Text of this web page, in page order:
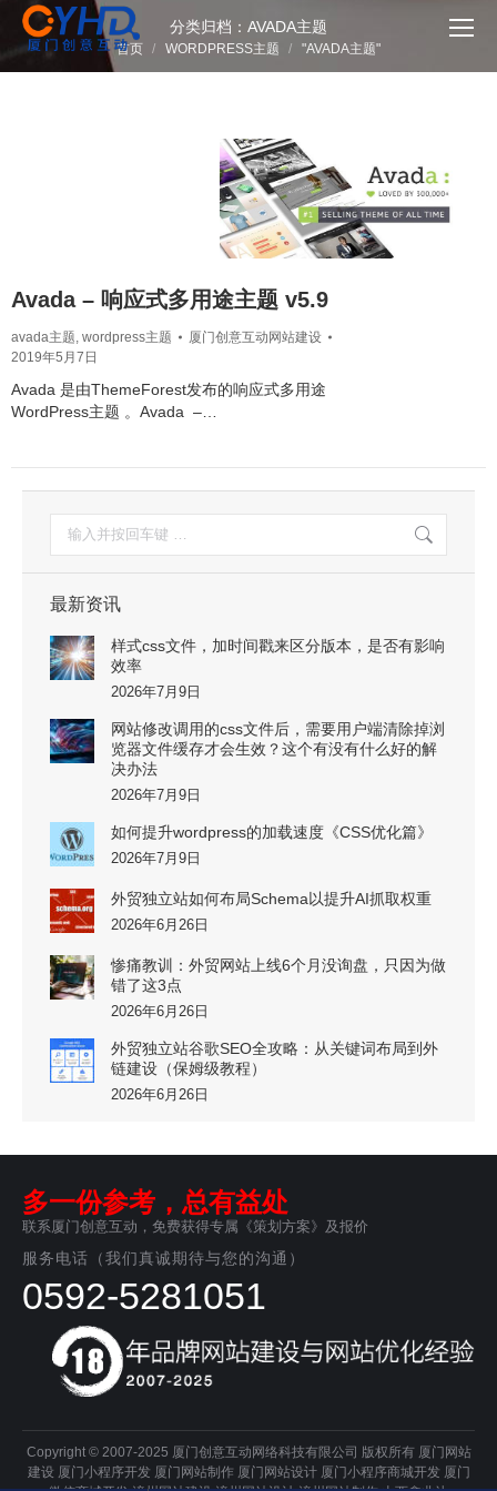
分类归档： AVADA主题
您在这里：
首页 WORDPRESS主题 "AVADA主题"
Avada – 响应式多用途主题 v5.9
avada主题, wordpress主题
厦门创意互动网站建设
2019年5月7日
Avada 是由ThemeForest发布的响应式多用途
WordPress主题 。Avada –…
索：
最新资讯
样式css文件，加时间戳来区分版本，是否有影响
效率
2026年7月9日
网站修改调用的css文件后，需要用户端清除掉浏
览器文件缓存才会生效？这个有没有什么好的解
决办法
2026年7月9日
如何提升wordpress的加载速度《CSS优化篇》
2026年7月9日
外贸独立站如何布局Schema以提升AI抓取权重
2026年6月26日
惨痛教训：外贸网站上线6个月没询盘，只因为做
错了这3点
2026年6月26日
外贸独立站谷歌SEO全攻略：从关键词布局到外
链建设（保姆级教程）
2026年6月26日
多一份参考，总有益处
联系厦门创意互动，免费获得专属《策划方案》及报价
服务电话（我们真诚期待与您的沟通）
0592-5281051
Copyright © 2007-2025 厦门创意互动网络科技有限公司 版权所有 厦门网站
建设 厦门小程序开发 厦门网站制作 厦门网站设计 厦门小程序商城开发 厦门